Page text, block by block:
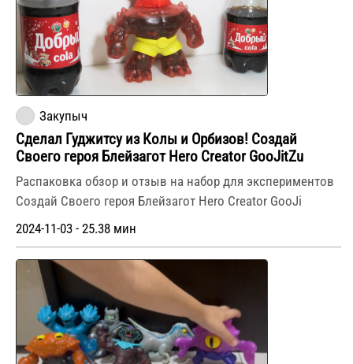
Закупыч
Сделал Гуджитсу из Колы и Орбизов! Создай
Своего героя Блейзагот Hero Creator GooJitZu
Распаковка обзор и отзыв на набор для экспериментов
Создай Своего героя Блейзагот Hero Creator GooJi
2024-11-03 - 25.38 мин